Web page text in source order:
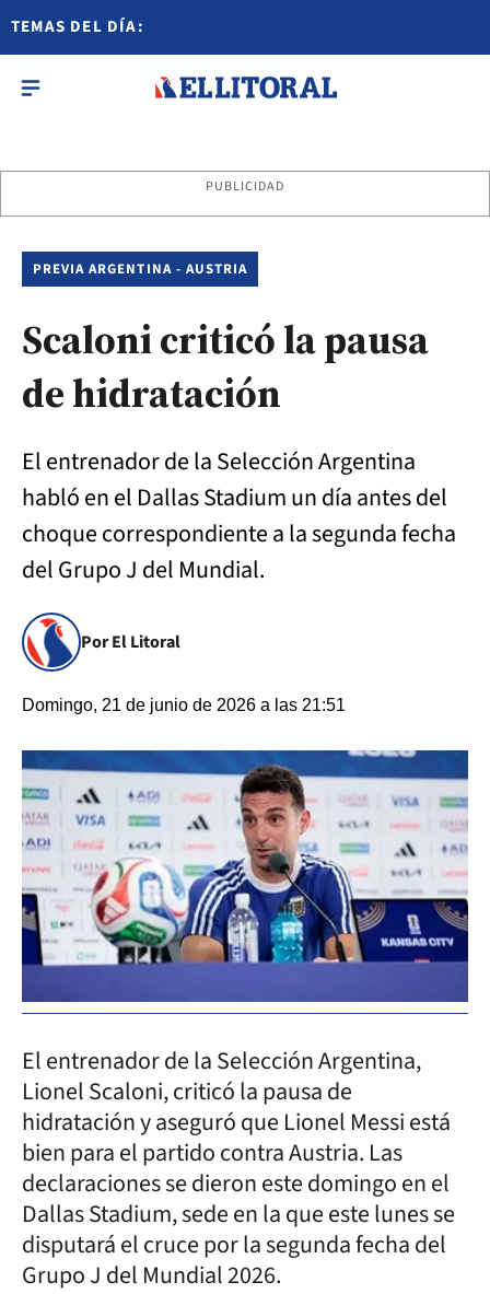
TEMAS DEL DÍA:
PUBLICIDAD
PREVIA ARGENTINA - AUSTRIA
Scaloni criticó la pausa
de hidratación
El entrenador de la Selección Argentina
habló en el Dallas Stadium un día antes del
choque correspondiente a la segunda fecha
del Grupo J del Mundial.
Por El Litoral
Domingo, 21 de junio de 2026 a las 21:51
El entrenador de la Selección Argentina,
Lionel Scaloni, criticó la pausa de
hidratación y aseguró que Lionel Messi está
bien para el partido contra Austria. Las
declaraciones se dieron este domingo en el
Dallas Stadium, sede en la que este lunes se
disputará el cruce por la segunda fecha del
Grupo J del Mundial 2026.